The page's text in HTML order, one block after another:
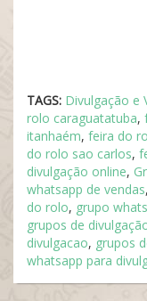
TAGS: Divulgação e
rolo caraguatatuba,
itanhaém, feira do
do rolo sao carlos,
divulgação online,
whatsapp de vendas,
do rolo, grupo
grupos de
divulgacao, grupos
whatsapp para